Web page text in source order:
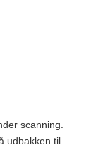
scanning.
udbakken til